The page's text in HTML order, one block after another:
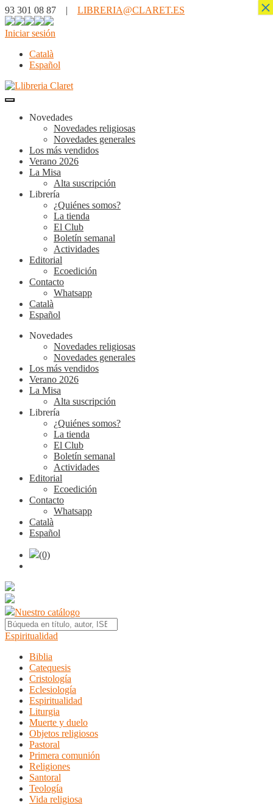
93 301 08 87 | LIBRERIA@CLARET.ES
Iniciar sesión
Català
Español
Novedades
Novedades religiosas
Novedades generales
Los más vendidos
Verano 2026
La Misa
Alta suscripción
Librería
¿Quiénes somos?
La tienda
El Club
Boletín semanal
Actividades
Editorial
Ecoedición
Contacto
Whatsapp
Català
Español
Novedades
Novedades religiosas
Novedades generales
Los más vendidos
Verano 2026
La Misa
Alta suscripción
Librería
¿Quiénes somos?
La tienda
El Club
Boletín semanal
Actividades
Editorial
Ecoedición
Contacto
Whatsapp
Català
Español
(0)
Nuestro catálogo
Espiritualidad
Biblia
Catequesis
Cristología
Eclesiología
Espiritualidad
Liturgia
Muerte y duelo
Objetos religiosos
Pastoral
Primera comunión
Religiones
Santoral
Teología
Vida religiosa
×